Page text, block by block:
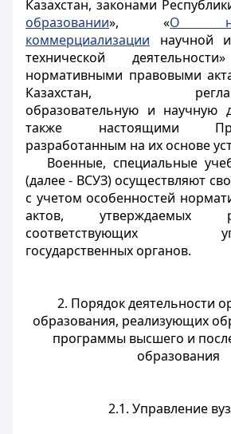
Казахстан, законами
образовании», «О
коммерциализации научной
технической
нормативными правовыми
Казахстан,
образовательную и научную
также настоящими
разработанным на их основе
Военные, специальные
(далее - ВСУЗ) осуществляют
с учетом особенностей
актов, утверждаемых
соответствующих
государственных органов.
2. Порядок деятельности
образования, реализующих
программы высшего и
образования
2.1. Управление